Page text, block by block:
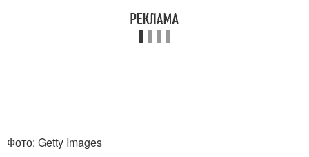
Фото: Getty Images